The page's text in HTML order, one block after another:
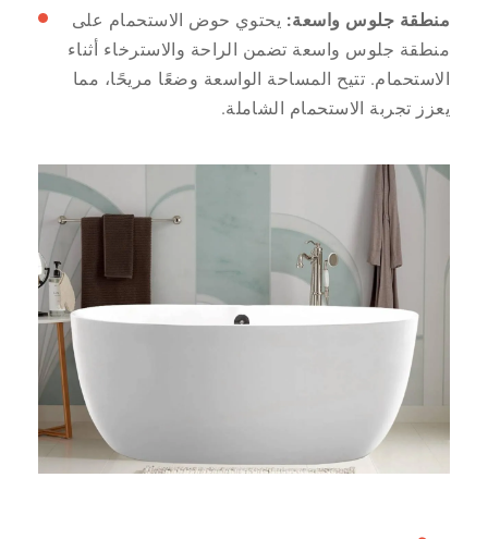
منطقة جلوس واسعة: يحتوي حوض الاستحمام على
منطقة جلوس واسعة تضمن الراحة والاسترخاء أثناء
الاستحمام. تتيح المساحة الواسعة وضعًا مريحًا، مما
يعزز تجربة الاستحمام الشاملة.